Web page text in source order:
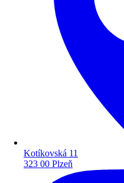
Kotíkovská 11
323 00 Plzeň